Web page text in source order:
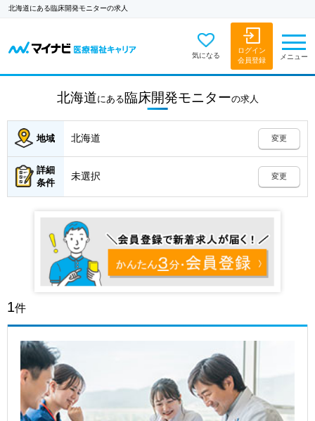
北海道にある臨床開発モニターの求人
気になる
ログイン
会員登録
メニュー
北海道にある臨床開発モニターの求人
地域 北海道 変更
詳細
条件
未選択 変更
1件